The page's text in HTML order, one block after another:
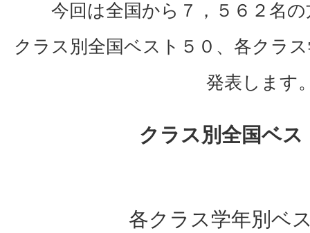
今回は全国から７，５６２名
クラス別全国ベスト５０、各クラ
発表します
クラス別全国ベス
各クラス学年別ベ